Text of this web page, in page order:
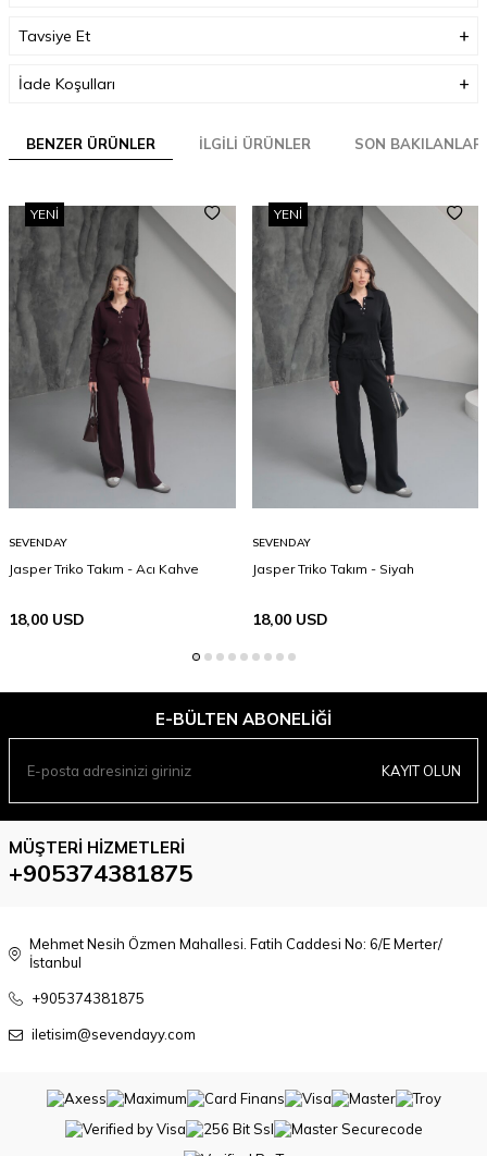
Tavsiye Et
İade Koşulları
BENZER ÜRÜNLER İLGILI ÜRÜNLER SON BAKILANLAR
YENI
SEVENDAY
Jasper Triko Takım - Acı Kahve
18,00 USD
YENI
SEVENDAY
Jasper Triko Takım - Siyah
18,00USD
E-BÜLTEN ABONELIĞI
KAYIT OLUN
MÜŞTERI HIZMETLERI
+905374381875
Mehmet Nesih Özmen Mahallesi. Fatih Caddesi No: 6/E Merter/
İstanbul
+905374381875
iletisim@sevendayy.com